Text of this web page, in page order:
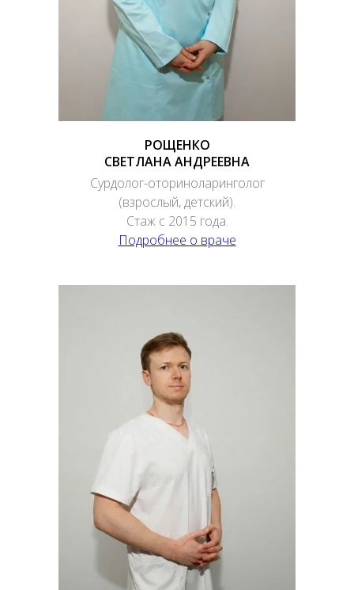
РОЩЕНКО
СВЕТЛАНА АНДРЕЕВНА
Сурдолог-оториноларинголог
(взрослый, детский).
Стаж с 2015 года.
Подробнее о враче